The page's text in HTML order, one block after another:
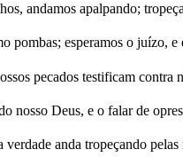
andamos apalpando;
esperamos o juízo,
pecados testificam
nosso Deus, e o falar de
anda tropeçando